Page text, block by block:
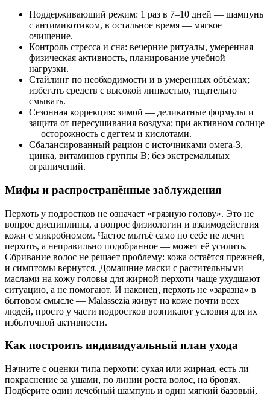
Поддерживающий режим: 1 раз в 7–10 дней — шампунь
с антимикотиком, в остальное время — мягкое
очищение.
Контроль стресса и сна: вечерние ритуалы, умеренная
физическая активность, планирование учебной
нагрузки.
Стайлинг по необходимости и в умеренных объёмах;
избегать средств с высокой липкостью, тщательно
смывать.
Сезонная коррекция: зимой — деликатные формулы и
защита от пересушивания воздуха; при активном солнце
— осторожность с дегтем и кислотами.
Сбалансированный рацион с источниками омега‑3,
цинка, витаминов группы B; без экстремальных
ограничений.
Мифы и распространённые заблуждения
Перхоть у подростков не означает «грязную голову». Это не
вопрос дисциплины, а вопрос физиологии и взаимодействия
кожи с микробиомом. Частое мытьё само по себе не лечит
перхоть, а неправильно подобранное — может её усилить.
Сбривание волос не решает проблему: кожа остаётся прежней,
и симптомы вернутся. Домашние маски с растительными
маслами на кожу головы для жирной перхоти чаще ухудшают
ситуацию, а не помогают. И наконец, перхоть не «заразна» в
бытовом смысле — Malassezia живут на коже почти всех
людей, просто у части подростков возникают условия для их
избыточной активности.
Как построить индивидуальный план ухода
Начните с оценки типа перхоти: сухая или жирная, есть ли
покраснение за ушами, по линии роста волос, на бровях.
Подберите один лечебный шампунь и один мягкий базовый,